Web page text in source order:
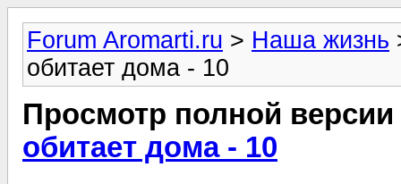
Forum Aromarti.ru > Наша жизнь
обитает дома - 10
Просмотр полной
обитает дома - 10